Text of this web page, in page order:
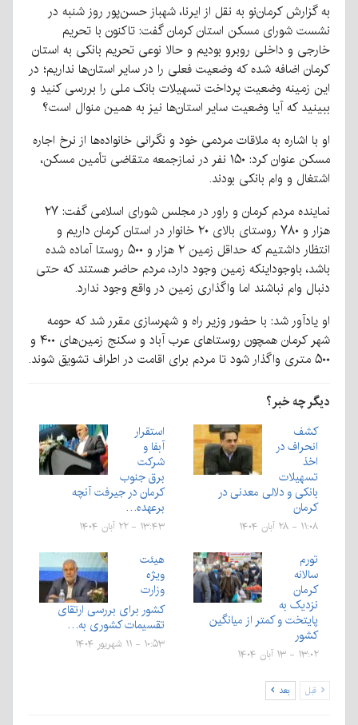
به گزارش کرمان‌نو به نقل از ایرنا، شهباز حسن‌پور روز شنبه در
نشست شورای مسکن استان کرمان گفت: تاکنون با تحریم
خارجی و داخلی روبرو بودیم و حالا نوعی تحریم بانکی به استان
کرمان اضافه شده که وضعیت فعلی را در سایر استان‌ها نداریم؛ در
این زمینه وضعیت پرداخت تسهیلات بانک ملی را بررسی کنید و
ببینید که آیا وضعیت سایر استان‌ها نیز به همین منوال است؟
او با اشاره به ملاقات مردمی خود و نگرانی خانواده‌ها از نرخ اجاره
مسکن عنوان کرد: ۱۵۰ نفر در نمازجمعه متقاضی تأمین مسکن،
اشتغال و وام بانکی بودند.
نماینده مردم کرمان و راور در مجلس شورای اسلامی گفت: ۲۷
هزار و ۷۸۰ روستای بالای ۲۰ خانوار در استان کرمان داریم و
انتظار داشتیم که حداقل زمین ۲ هزار و ۵۰۰ روستا آماده شده
باشد، باوجوداینکه زمین وجود دارد، مردم حاضر هستند که حتی
دنبال وام نباشند اما واگذاری زمین در واقع وجود ندارد.
او یادآور شد: با حضور وزیر راه و شهرسازی مقرر شد که حومه
شهر کرمان همچون روستاهای عرب آباد و سکنج زمین‌های ۴۰۰ و
۵۰۰ متری واگذار شود تا مردم برای اقامت در اطراف تشویق شوند.
دیگر چه خبر؟
کشف
انحراف در
اخذ
تسهیلات
بانکی و دلالی معدنی در
کرمان
۱۱:۰۸ - ۲۸ آبان ۱۴۰۴
استقرار
آبفا و
شرکت
برق جنوب
کرمان در جیرفت آنچه
برعهده…
۱۳:۴۳ - ۲۲ آبان ۱۴۰۴
تورم
سالانه
کرمان
نزدیک به
پایتخت و کمتر از میانگین
کشور
۱۳:۰۲ - ۱۳ آبان ۱۴۰۴
هیئت
ویژه
وزارت
کشور برای بررسی ارتقای
تقسیمات کشوری به…
۱۰:۵۳ - ۱۱ شهریور ۱۴۰۴
قبل بعد